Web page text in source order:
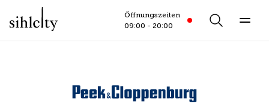
Öffnungszeiten
6.8.2026
09:00 - 20:00 closed
Öffnungszeiten
Search